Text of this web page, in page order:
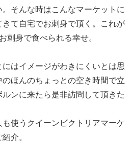
そんな時はこんなマーケットに
て自宅でお刺身で頂く。これが
刺身で食べられる幸せ。
はイメージがわきにくいとは思
ほんのちょっとの空き時間で立
ンに来たら是非訪問して頂きた
使うクイーンビクトリアマーケ
介。